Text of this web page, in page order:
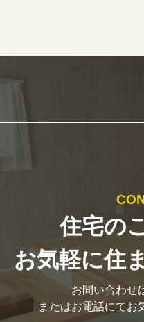
住宅の
お気軽に住
お問い合わせ
またはお電話にてお